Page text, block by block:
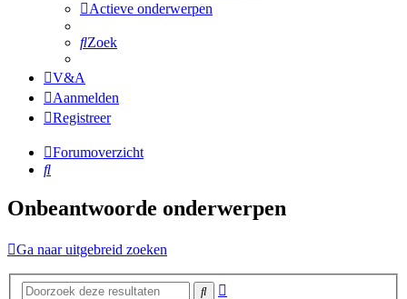
Actieve onderwerpen
Zoek
V&A
Aanmelden
Registreer
Forumoverzicht
Zoek
Onbeantwoorde onderwerpen
Ga naar uitgebreid zoeken
Zoek